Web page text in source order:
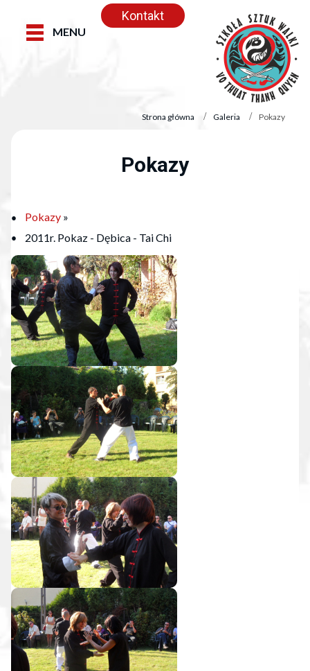
MENU
Kontakt
Strona główna Galeria Pokazy
Pokazy
Pokazy »
2011r. Pokaz - Dębica - Tai Chi